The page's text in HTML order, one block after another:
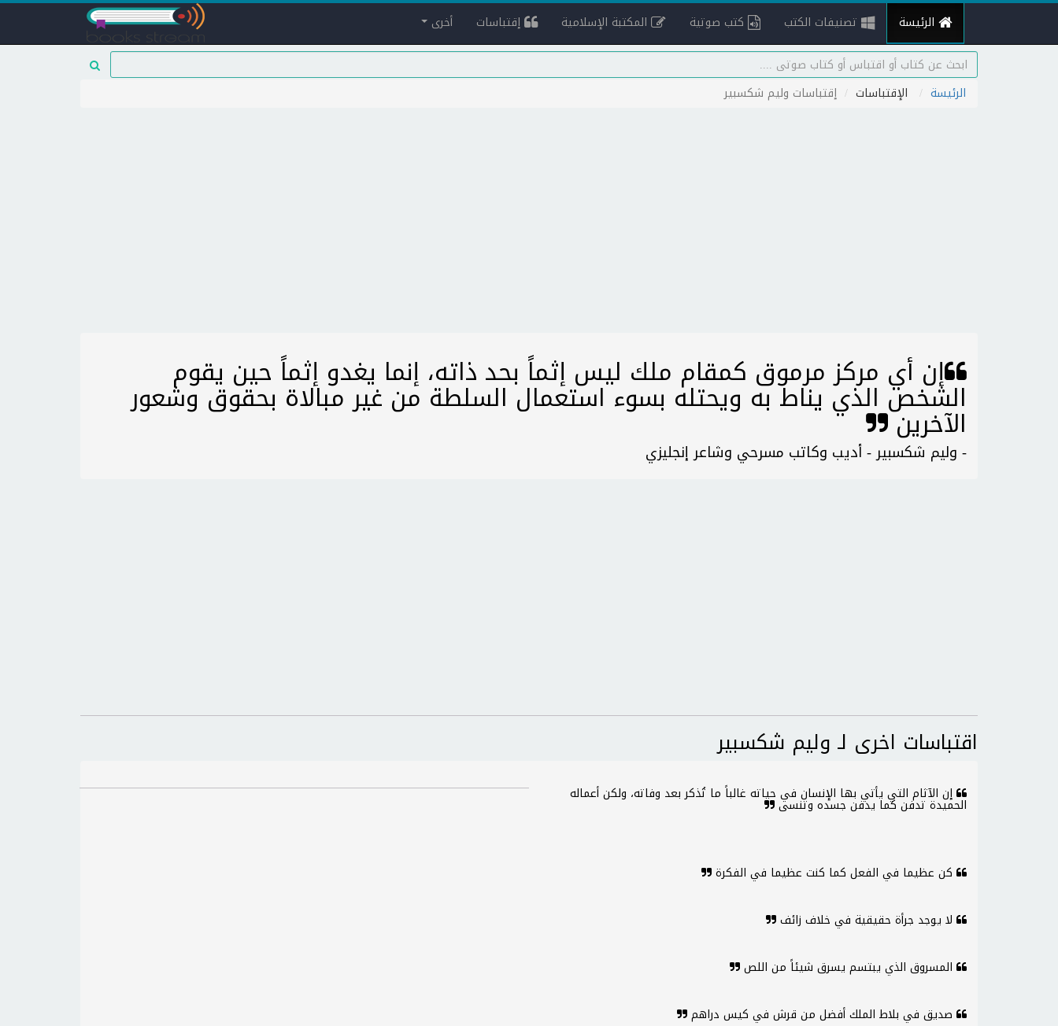
الرئيسة تصنيفات الكتب كتب صوتية المكتبة الإسلامية إقتباسات أخرى
الرئيسة الإقتباسات إقتباسات وليم شكسبير
إن أي مركز مرموق كمقام ملك ليس إثماً بحد ذاته، إنما يغدو إثماً حين يقوم
الشخص الذي يناط به ويحتله بسوء استعمال السلطة من غير مبالاة بحقوق وشعور
الآخرين
- وليم شكسبير - أديب وكاتب مسرحي وشاعر إنجليزي
اقتباسات اخرى لـ وليم شكسبير
إن الآثام التي يأتي بها الإنسان في حياته غالباً ما تُذكر بعد وفاته، ولكن أعماله
الحميدة تدفن كما يدفن جسده وتنسى
كن عظيما في الفعل كما كنت عظيما في الفكرة
لا يوجد جرأة حقيقية في خلاف زائف
المسروق الذي يبتسم يسرق شيئاً من اللص
صديق في بلاط الملك أفضل من قرش في كيس دراهم